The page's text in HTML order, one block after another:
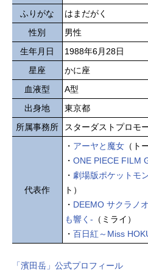
ふりがな
はまだがく
性別
男性
生年月日
1988年6月28日
星座
かに座
血液型
A型
出身地
東京都
所属事務所
スターダストプロモ
代表作
・ アーヤと魔女 （ト
・ ONE PIECE FILM
・ 劇場版ポケットモ
ト）
・ DEEMO サクラノ
も響く- （ミライ）
・ 百日紅～Miss
「濱田岳」公式プロフィール